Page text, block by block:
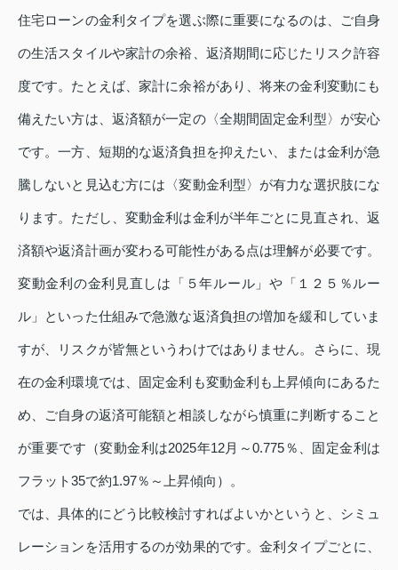
住宅ローンの金利タイプを選ぶ際に重要になるのは、ご自身
の生活スタイルや家計の余裕、返済期間に応じたリスク許容
度です。たとえば、家計に余裕があり、将来の金利変動にも
備えたい方は、返済額が一定の〈全期間固定金利型〉が安心
です。一方、短期的な返済負担を抑えたい、または金利が急
騰しないと見込む方には〈変動金利型〉が有力な選択肢にな
ります。ただし、変動金利は金利が半年ごとに見直され、返
済額や返済計画が変わる可能性がある点は理解が必要です。
変動金利の金利見直しは「５年ルール」や「１２５％ルー
ル」といった仕組みで急激な返済負担の増加を緩和していま
すが、リスクが皆無というわけではありません。さらに、現
在の金利環境では、固定金利も変動金利も上昇傾向にあるた
め、ご自身の返済可能額と相談しながら慎重に判断すること
が重要です（変動金利は2025年12月～0.775％、固定金利は
フラット35で約1.97％～上昇傾向）。
では、具体的にどう比較検討すればよいかというと、シミュ
レーションを活用するのが効果的です。金利タイプごとに、